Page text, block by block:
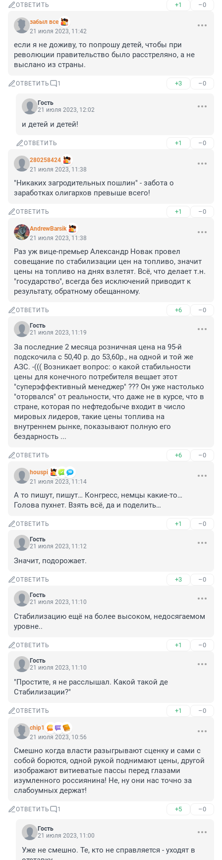
ОТВЕТИТЬ +1 –0
забыл все
21 июля 2023, 11:42
если я не доживу, то попрошу детей, чтобы при
революции правительство было расстреляно, а не
выслано из страны.
ОТВЕТИТЬ 1 +3 –0
Гость
21 июля 2023, 12:02
и детей и детей!
ОТВЕТИТЬ +1 –0
280258424
21 июля 2023, 11:38
"Никаких загродительных пошлин" - забота о
заработках олигархов превыше всего!
ОТВЕТИТЬ +1 –0
AndrewBarsik
21 июля 2023, 11:38
Раз уж вице-премьер Александр Новак провел
совещание по стабилизации цен на топливо, значит
цены на топливо на днях взлетят. Всё, что делает т.н.
"государство", всегда без исключений приводит к
результату, обратному обещанному.
ОТВЕТИТЬ +6 –0
Гость
21 июля 2023, 11:19
За последние 2 месяца розничная цена на 95-й
подскочила с 50,40 р. до 53,60р., на одной и той же
АЗС. -((( Возникает вопрос: о какой стабильности
цены для конечного потребителя вещает этот
"суперэффективный менеджер" ??? Он уже настолько
"оторвался" от реальности, что даже не в курсе, что в
стране, которая по нефтедобыче входит в число
мировых лидеров, такие цены топлива на
внутреннем рынке, показывают полную его
бездарность ...
ОТВЕТИТЬ +6 –0
houspi
21 июля 2023, 11:14
А то пишут, пишут… Конгресс, немцы какие-то…
Голова пухнет. Взять всё, да и поделить…
ОТВЕТИТЬ +1 –0
Гость
21 июля 2023, 11:12
Значит, подорожает.
ОТВЕТИТЬ +3 –0
Гость
21 июля 2023, 11:10
Стабилизацию ещё на более высоком, недосягаемом
уровне..
ОТВЕТИТЬ +1 –0
Гость
21 июля 2023, 11:10
"Простите, я не расслышал. Какой такой де
Стабилизации?"
ОТВЕТИТЬ +1 –0
chip1
21 июля 2023, 10:56
Смешно когда власти разыгрывают сценку и сами с
собой борются, одной рукой поднимают цены, другой
изображают витиеватые пассы перед глазами
изумленного россиянина! Не, ну они нас точно за
слабоумных держат!
ОТВЕТИТЬ 1 +5 –0
Гость
21 июля 2023, 11:00
Уже не смешно. Те, кто не справляется - уходят в